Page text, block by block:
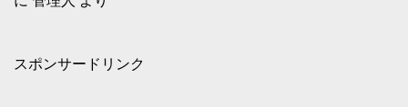
スポンサードリンク